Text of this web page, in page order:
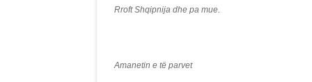
Rroft Shqipnija dhe pa mue.
Amanetin e të parvet